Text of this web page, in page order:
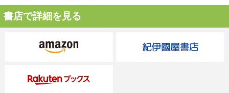
書店で詳細を見る